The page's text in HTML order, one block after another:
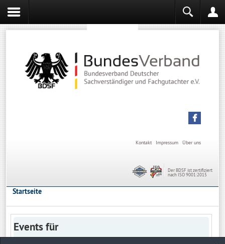
Über uns
Impressum
Kontakt
Der BDSF ist zertifiziert
nach ISO 9001:2015
Startseite
Events für